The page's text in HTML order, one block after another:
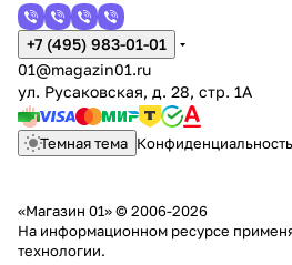
+7 (495) 983-01-01
01@magazin01.ru
ул. Русаковская, д. 28, стр. 1А
Темная тема Конфиденциальность
«Магазин 01» © 2006-2026
На информационном ресурсе
технологии.